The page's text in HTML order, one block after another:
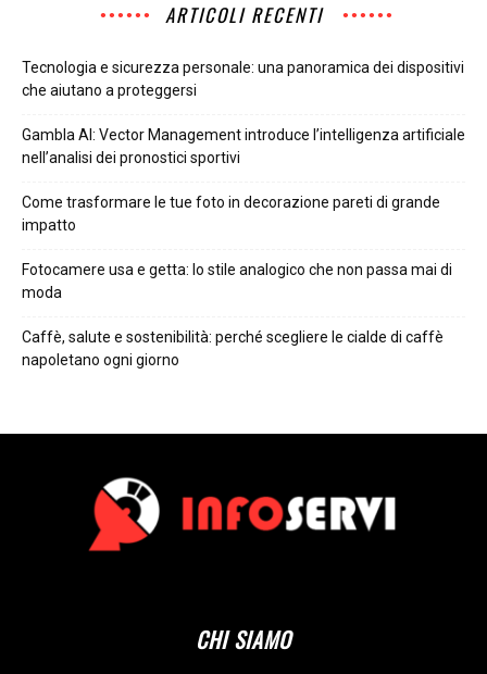
ARTICOLI RECENTI
Tecnologia e sicurezza personale: una panoramica dei dispositivi
che aiutano a proteggersi
Gambla AI: Vector Management introduce l’intelligenza artificiale
nell’analisi dei pronostici sportivi
Come trasformare le tue foto in decorazione pareti di grande
impatto
Fotocamere usa e getta: lo stile analogico che non passa mai di
moda
Caffè, salute e sostenibilità: perché scegliere le cialde di caffè
napoletano ogni giorno
CHI SIAMO